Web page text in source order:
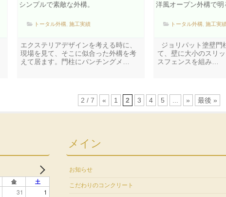
シンプルで素敵な外構。
トータル外構, 施工実績
エクステリアデザインを考える時に、
現場を見て、そこに似合った外構を考
えて居ます。門柱にパンチングメ…
洋風オープン外構で明
トータル外構 ,施工実
ジョリパット塗壁門
て、壁に大小のスリ
スフェンスを組み…
2 / 7 « 1 2 3 4 5 ... » 最後 »
金 土
31 1
メイン
お知らせ
こだわりのコンクリート